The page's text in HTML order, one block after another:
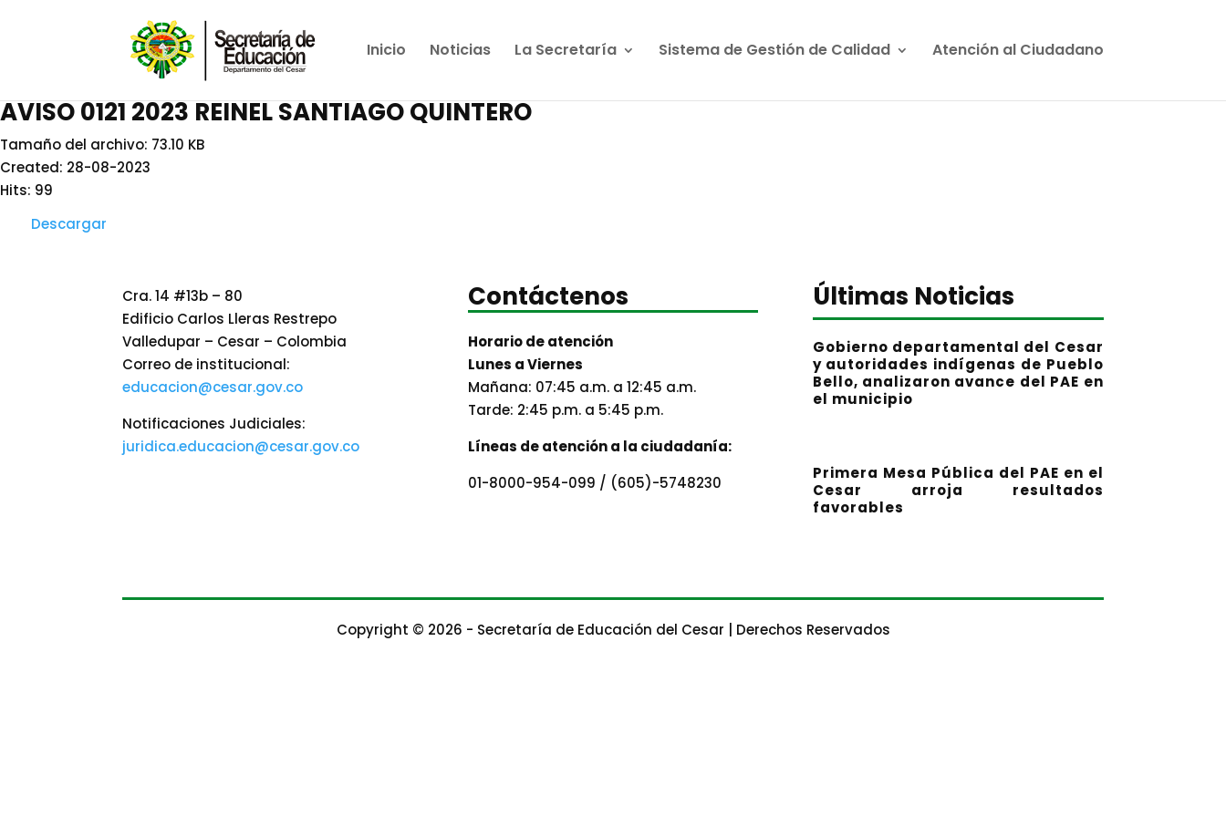
Inicio Noticias La Secretaría Sistema de Gestión de Calidad Atención al Ciudadano
AVISO 0121 2023 REINEL SANTIAGO QUINTERO
Tamaño del archivo: 73.10 KB
Created: 28-08-2023
Hits: 99
Descargar
Cra. 14 #13b – 80
Edificio Carlos Lleras Restrepo
Valledupar – Cesar – Colombia
Correo de institucional:
educacion@cesar.gov.co
Notificaciones Judiciales:
juridica.educacion@cesar.gov.co
Contáctenos
Horario de atención
Lunes a Viernes
Mañana: 07:45 a.m. a 12:45 a.m.
Tarde: 2:45 p.m. a 5:45 p.m.
Líneas de atención a la ciudadanía:
01-8000-954-099 / (605)-5748230
Últimas Noticias
Gobierno departamental del Cesar
y autoridades indígenas de Pueblo
Bello, analizaron avance del PAE en
el municipio
Primera Mesa Pública del PAE en el
Cesar arroja resultados
favorables
Copyright © 2026 - Secretaría de Educación del Cesar | Derechos Reservados